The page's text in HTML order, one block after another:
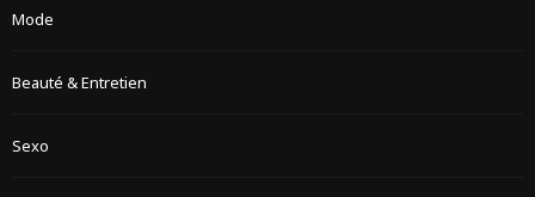
Mode
Beauté & Entretien
Sexo